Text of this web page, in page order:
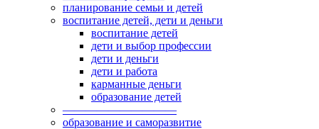
планирование семьи и детей
воспитание детей, дети и деньги
воспитание детей
дети и выбор профессии
дети и деньги
дети и работа
карманные деньги
образование детей
——————————
образование и саморазвитие